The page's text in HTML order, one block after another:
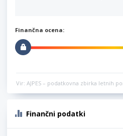
Finančna ocena:
Vir: AJPES – podatkovna zbirka letnih
Finančni podatki